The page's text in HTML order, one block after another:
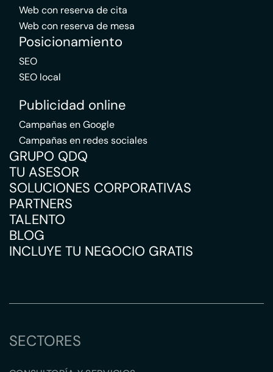
Web con reserva de cita
Web con reserva de mesa
Posicionamiento
SEO
SEO local
Publicidad online
Campañas en Google
Campañas en redes sociales
GRUPO QDQ
TU ASESOR
SOLUCIONES CORPORATIVAS
PARTNERS
TALENTO
BLOG
INCLUYE TU NEGOCIO GRATIS
SECTORES